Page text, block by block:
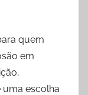
quem
em
uma escolha